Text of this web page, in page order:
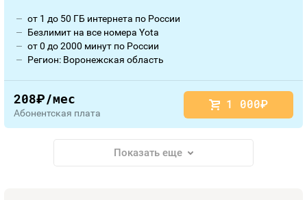
от 1 до 50 ГБ интернета по России
Безлимит на все номера Yota
от 0 до 2000 минут по России
Регион: Воронежская область
208руб./мес
Абонентская плата
1 000руб.
Показать еще